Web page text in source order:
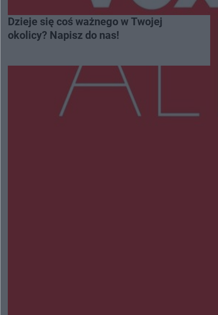
Dzieje się coś ważnego w Twojej
okolicy? Napisz do nas!
Więcej